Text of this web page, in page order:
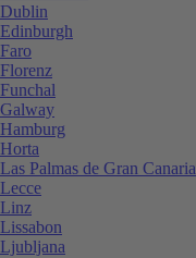
Dublin
Edinburgh
Faro
Florenz
Funchal
Galway
Hamburg
Horta
Las Palmas de Gran Canaria
Lecce
Linz
Lissabon
Ljubljana